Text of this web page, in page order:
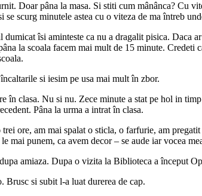
Doar pâna la masa. Si stiti cum mânânca? Cu
se scurg minutele astea cu o viteza de ma întreb
dumicat îsi aminteste ca nu a dragalit pisica. Daca
la scoala facem mai mult de 15 minute. Credeti
si iesim pe usa mai mult în zbor.
în clasa. Nu si nu. Zece minute a stat pe hol in
Pâna la urma a intrat în clasa.
ore, am mai spalat o sticla, o farfurie, am
mai punem, ca avem decor – se aude iar vocea
amiaza. Dupa o vizita la Biblioteca a început
Brusc si subit l-a luat durerea de cap.